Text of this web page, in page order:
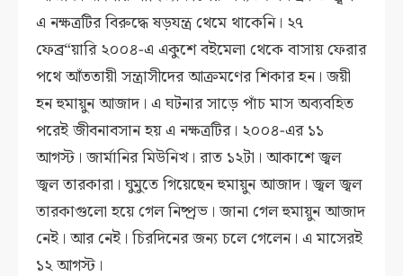
এ নক্ষত্রটির বিরুদ্ধে ষড়যন্ত্র থেমে থাকেনি। ২৭
ফেব্র“য়ারি ২০০৪-এ একুশে বইমেলা থেকে বাসায় ফেরার
পথে আঁততায়ী সন্ত্রাসীদের আক্রমণের শিকার হন। জয়ী
হন হুমায়ুন আজাদ। এ ঘটনার সাড়ে পাঁচ মাস অব্যবহিত
পরেই জীবনাবসান হয় এ নক্ষত্রটির। ২০০৪-এর ১১
আগস্ট। জার্মানির মিউনিখ। রাত ১২টা। আকাশে জ্বল
জ্বল তারকারা। ঘুমুতে গিয়েছেন হুমায়ুন আজাদ। জ্বল জ্বল
তারকাগুলো হয়ে গেল নিষ্প্রভ। জানা গেল হুমায়ুন আজাদ
নেই। আর নেই। চিরদিনের জন্য চলে গেলেন। এ মাসেরই
১২ আগস্ট।